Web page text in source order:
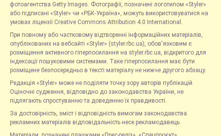
фотоагентства Getty Images. Фотографії, позначені логотипом «Styler»
або підписані «Styler» чи «РБК-Україна», можуть використовуватися на
умовах ліцензії Creative Commons Attribution 4.0 International.
При повному або частковому відтворенні інформаційних матеріалів,
опублікованих на вебсайті «Styler» (styler.rbc.ua), обов'язковим є
розміщення активного гіперпосилання на styler.rbc.ua, відкритого для
індексації пошуковими системами. Таке гіперпосилання має бути
розміщене безпосередньо в тексті матеріалу не нижче другого абзацу.
Редакція «Styler» може не поділяти точку зору авторів публікацій.
Оціночні судження, відповідно до законодавства України, не
підлягають спростуванню та доведенню їх правдивості.
За достовірність, зміст і відповідність вимогам законодавства
рекламних матеріалів відповідальність несе рекламодавець.